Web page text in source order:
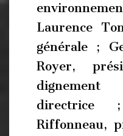
Laurence
générale ;
Royer,
dignement
directrice
Riffonneau,